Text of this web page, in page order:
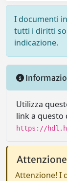
I documenti
tutti i diritti
indicazione.
Utilizza
link a questo
https://
Attenzione
Attenzione! I